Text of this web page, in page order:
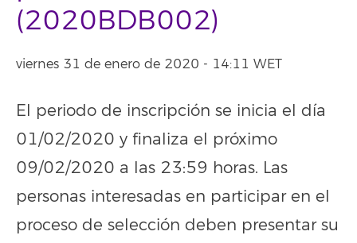
(2020BDB002)
viernes 31 de enero de 2020 - 14:11 WET
El periodo de inscripción se inicia el día
01/02/2020 y finaliza el próximo
09/02/2020 a las 23:59 horas. Las
personas interesadas en participar en el
proceso de selección deben presentar su